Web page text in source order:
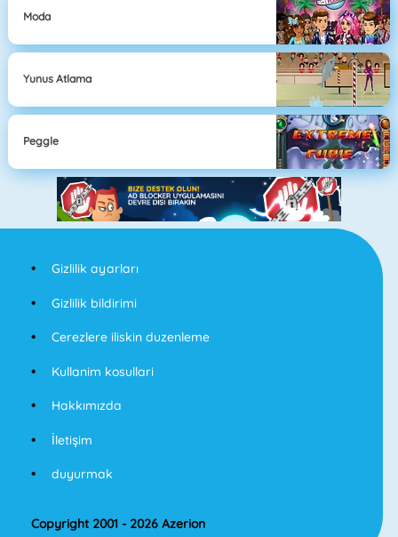
Moda
Yunus Atlama
Peggle
Gizlilik ayarları
Gizlilik bildirimi
Cerezlere iliskin duzenleme
Kullanim kosullari
Hakkımızda
İletişim
duyurmak
Copyright 2001 - 2026 Azerion